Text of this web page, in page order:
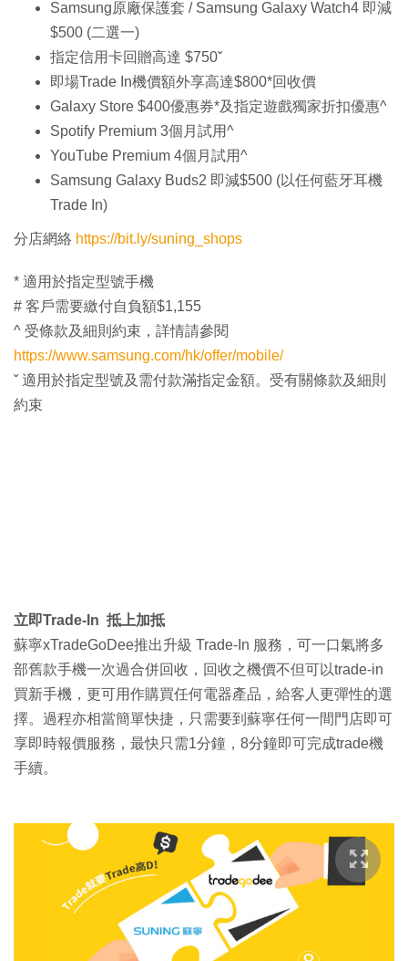
Samsung原廠保護套 / Samsung Galaxy Watch4 即減
$500 (二選一)
指定信用卡回贈高達 $750ˇ
即場Trade In機價額外享高達$800*回收價
Galaxy Store $400優惠券*及指定遊戲獨家折扣優惠^
Spotify Premium 3個月試用^
YouTube Premium 4個月試用^
Samsung Galaxy Buds2 即減$500 (以任何藍牙耳機
Trade In)
分店網絡 https://bit.ly/suning_shops
* 適用於指定型號手機
# 客戶需要繳付自負額$1,155
^ 受條款及細則約束，詳情請參閱
https://www.samsung.com/hk/offer/mobile/
ˇ 適用於指定型號及需付款滿指定金額。受有關條款及細則
約束
立即Trade-In 抵上加抵
蘇寧xTradeGoDee推出升級 Trade-In 服務，可一口氣將多
部舊款手機一次過合併回收，回收之機價不但可以trade-in
買新手機，更可用作購買任何電器產品，給客人更彈性的選
擇。過程亦相當簡單快捷，只需要到蘇寧任何一間門店即可
享即時報價服務，最快只需1分鐘，8分鐘即可完成trade機
手續。